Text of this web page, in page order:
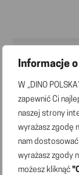
Informacje
W „DINO
zapewnić Ci
naszej strony
wyrażasz zgodę
nam
wyrażasz zgody
możesz kliknąć
IR contact
Grzegorz
e-mail:
News